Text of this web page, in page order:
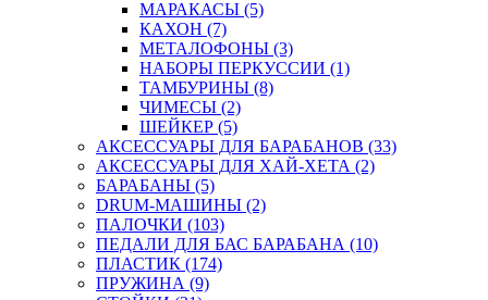
МАРАКАСЫ (5)
КАХОН (7)
МЕТАЛОФОНЫ (3)
НАБОРЫ ПЕРКУССИИ (1)
ТАМБУРИНЫ (8)
ЧИМЕСЫ (2)
ШЕЙКЕР (5)
АКСЕССУАРЫ ДЛЯ БАРАБАНОВ (33)
АКСЕССУАРЫ ДЛЯ ХАЙ-ХЕТА (2)
БАРАБАНЫ (5)
DRUM-МАШИНЫ (2)
ПАЛОЧКИ (103)
ПЕДАЛИ ДЛЯ БАС БАРАБАНА (10)
ПЛАСТИК (174)
ПРУЖИНА (9)